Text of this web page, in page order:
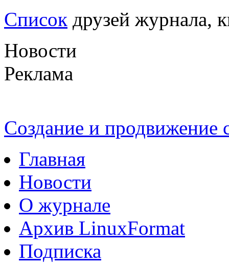
Список друзей журнала,
Новости
Реклама
Создание и
Главная
Новости
О журнале
Архив LinuxFormat
Подписка